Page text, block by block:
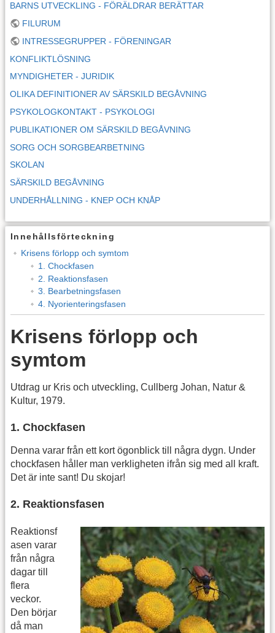
BARNS UTVECKLING - FÖRÄLDRAR BERÄTTAR
FILURUM
INTRESSEGRUPPER - FÖRENINGAR
KONFLIKTLÖSNING
MYNDIGHETER - JURIDIK
OLIKA DEFINITIONER AV SÄRSKILD BEGÅVNING
PSYKOLOGKONTAKT - PSYKOLOGI
PUBLIKATIONER OM SÄRSKILD BEGÅVNING
SORG OCH SORGBEARBETNING
SKOLAN
SÄRSKILD BEGÅVNING
UNDERHÅLLNING - KNEP OCH KNÅP
Innehållsförteckning
Krisens förlopp och symtom
1. Chockfasen
2. Reaktionsfasen
3. Bearbetningsfasen
4. Nyorienteringsfasen
Krisens förlopp och
symtom
Utdrag ur Kris och utveckling, Cullberg Johan, Natur &
Kultur, 1979.
1. Chockfasen
Denna varar från ett kort ögonblick till några dygn. Under
chockfasen håller man verkligheten ifrån sig med all kraft.
Det är inte sant! Du skojar!
2. Reaktionsfasen
Reaktionsf
asen varar
från några
dagar till
flera
veckor.
Den börjar
då man